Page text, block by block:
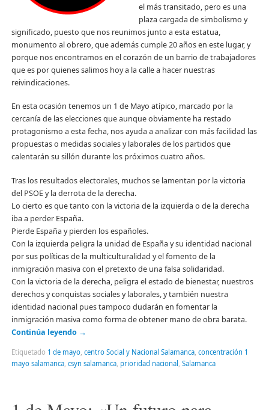
el más transitado, pero es una
plaza cargada de simbolismo y
significado, puesto que nos reunimos junto a esta estatua,
monumento al obrero, que además cumple 20 años en este lugar, y
porque nos encontramos en el corazón de un barrio de trabajadores
que es por quienes salimos hoy a la calle a hacer nuestras
reivindicaciones.
En esta ocasión tenemos un 1 de Mayo atípico, marcado por la
cercanía de las elecciones que aunque obviamente ha restado
protagonismo a esta fecha, nos ayuda a analizar con más facilidad las
propuestas o medidas sociales y laborales de los partidos que
calentarán su sillón durante los próximos cuatro años.
Tras los resultados electorales, muchos se lamentan por la victoria
del PSOE y la derrota de la derecha.
Lo cierto es que tanto con la victoria de la izquierda o de la derecha
iba a perder España.
Pierde España y pierden los españoles.
Con la izquierda peligra la unidad de España y su identidad nacional
por sus políticas de la multiculturalidad y el fomento de la
inmigración masiva con el pretexto de una falsa solidaridad.
Con la victoria de la derecha, peligra el estado de bienestar, nuestros
derechos y conquistas sociales y laborales, y también nuestra
identidad nacional pues tampoco dudarán en fomentar la
inmigración masiva como forma de obtener mano de obra barata.
Continúa leyendo →
Etiquetado 1 de mayo, centro Social y Nacional Salamanca, concentración 1
mayo salamanca, csyn salamanca, prioridad nacional Salamanca